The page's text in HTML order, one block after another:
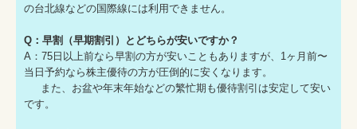
の台北線などの国際線には利用できません。
Q：早割（早期割引）とどちらが安いですか？
A：75日以上前なら早割の方が安いこともありますが、1ヶ月前〜
当日予約なら株主優待の方が圧倒的に安くなります。
また、お盆や年末年始などの繁忙期も優待割引は安定して安い
です。